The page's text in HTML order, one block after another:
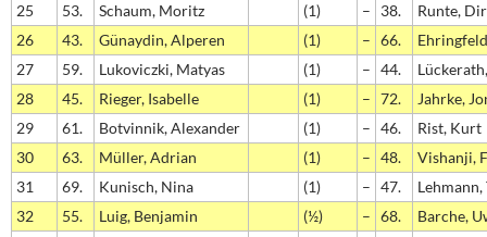
25
53. Schaum, Moritz (1) – 38.
Runte,
26
43. Günaydin, Alperen (1) – 66.
27
59. Lukoviczki, Matyas (1) – 44.
28
45. Rieger, Isabelle (1) – 72.
Jahrke,
29
61. Botvinnik, Alexander (1) – 46.
Rist, Kurt
30
63. Müller, Adrian (1) – 48.
Vishanji,
31
69. Kunisch, Nina (1) – 47.
32
55. Luig, Benjamin (½) – 68.
Barche,